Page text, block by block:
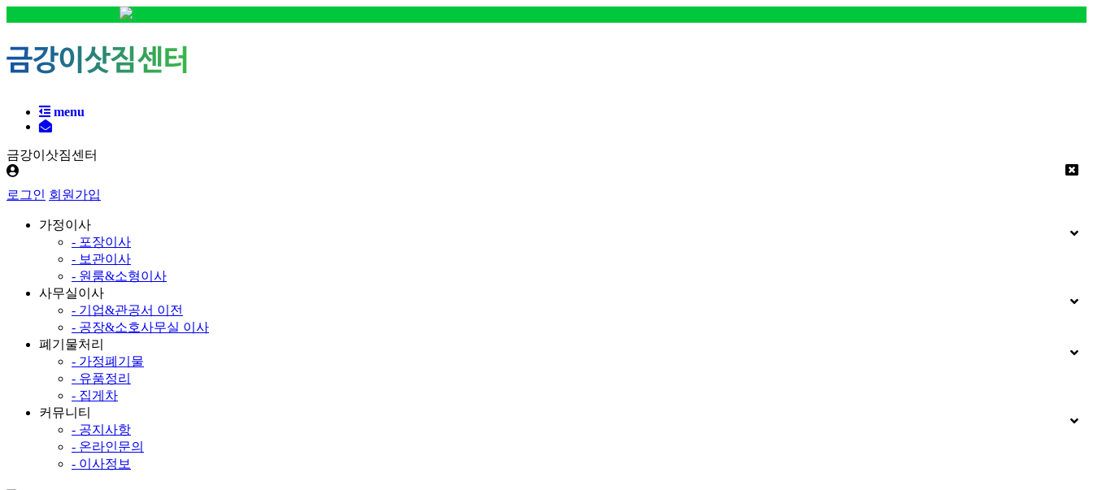
menu
금강이삿짐센터
로그인 회원가입
가정이사
- 포장이사
- 보관이사
- 원룸&소형이사
사무실이사
- 기업&관공서 이전
- 공장&소호사무실 이사
폐기물처리
- 가정폐기물
- 유품정리
- 집게차
커뮤니티
- 공지사항
- 온라인문의
- 이사정보